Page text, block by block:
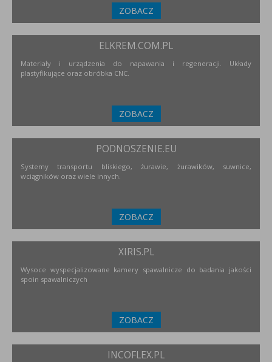
ZOBACZ
ELKREM.COM.PL
Materiały i urządzenia do napawania i regeneracji. Układy
plastyfikujące oraz obróbka CNC.
ZOBACZ
PODNOSZENIE.EU
Systemy transportu bliskiego, żurawie, żurawików, suwnice,
wciągników oraz wiele innych.
ZOBACZ
XIRIS.PL
Wysoce wyspecjalizowane kamery spawalnicze do badania jakości
spoin spawalniczych
ZOBACZ
INCOFLEX.PL